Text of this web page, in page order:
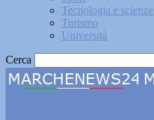
Tecnologia e scienze
Turismo
Università
Cerca